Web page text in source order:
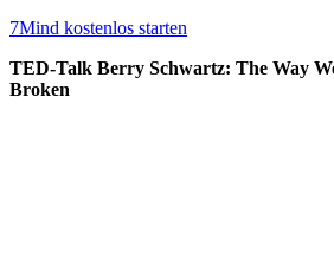
7Mind kostenlos starten
TED-Talk Berry Schwartz: The Way
Broken